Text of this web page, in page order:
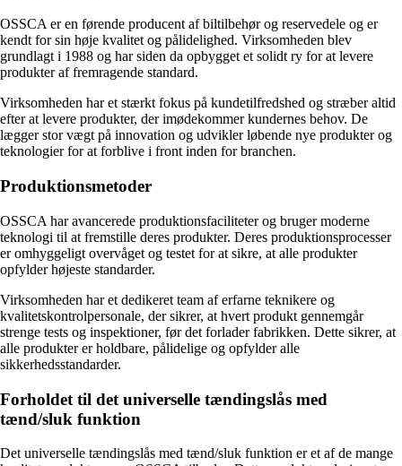
OSSCA er en førende producent af biltilbehør og reservedele og er
kendt for sin høje kvalitet og pålidelighed. Virksomheden blev
grundlagt i 1988 og har siden da opbygget et solidt ry for at levere
produkter af fremragende standard.
Virksomheden har et stærkt fokus på kundetilfredshed og stræber altid
efter at levere produkter, der imødekommer kundernes behov. De
lægger stor vægt på innovation og udvikler løbende nye produkter og
teknologier for at forblive i front inden for branchen.
Produktionsmetoder
OSSCA har avancerede produktionsfaciliteter og bruger moderne
teknologi til at fremstille deres produkter. Deres produktionsprocesser
er omhyggeligt overvåget og testet for at sikre, at alle produkter
opfylder højeste standarder.
Virksomheden har et dedikeret team af erfarne teknikere og
kvalitetskontrolpersonale, der sikrer, at hvert produkt gennemgår
strenge tests og inspektioner, før det forlader fabrikken. Dette sikrer, at
alle produkter er holdbare, pålidelige og opfylder alle
sikkerhedsstandarder.
Forholdet til det universelle tændingslås med
tænd/sluk funktion
Det universelle tændingslås med tænd/sluk funktion er et af de mange